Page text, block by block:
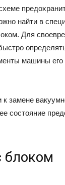
найти в
Для
машины
замене
состояние
блоком